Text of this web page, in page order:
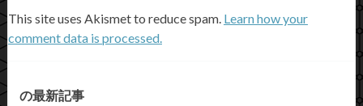
This site uses Akismet to reduce spam. Learn how your
comment data is processed.
の最新記事